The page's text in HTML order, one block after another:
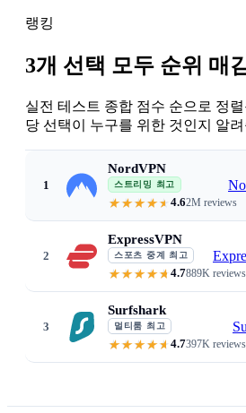
랭킹
3개 선택 모두 순위 매
실전 테스트 종합 점수 순으로 정
당 선택이 누구를 위한 것인지 알
1
NordVPN
스트리밍 최고
4.62M reviews
2
ExpressVPN
스포츠 중계 최고
4.7889K reviews
3
Surfshark
멀티룸 최고
4.7397K reviews